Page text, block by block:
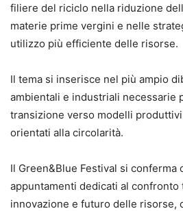
filiere del riciclo nella riduzione
materie prime vergini e nelle
utilizzo più efficiente delle risorse.
Il tema si inserisce nel più ampio
ambientali e industriali necessarie
transizione verso modelli
orientati alla circolarità.
Il Green&Blue Festival si conferma
appuntamenti dedicati al confronto
innovazione e futuro delle risorse,